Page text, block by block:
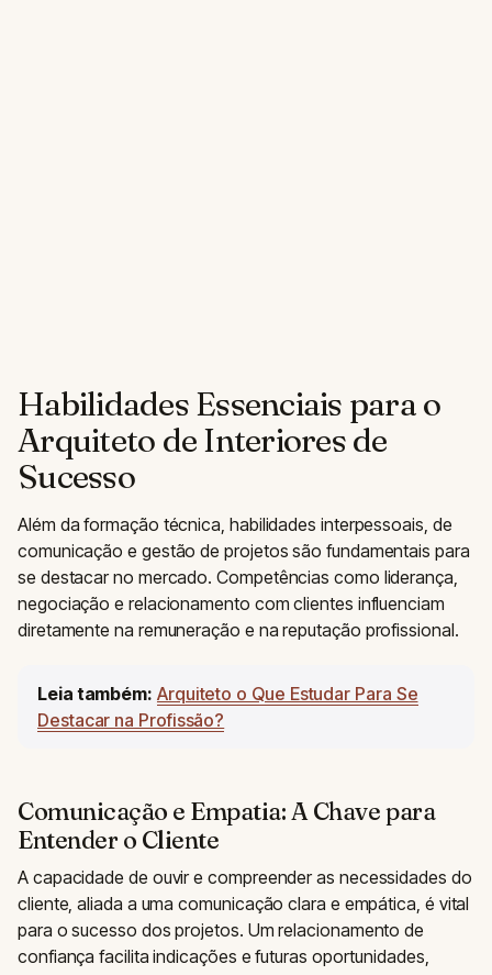
Habilidades Essenciais para o
Arquiteto de Interiores de
Sucesso
Além da formação técnica, habilidades interpessoais, de
comunicação e gestão de projetos são fundamentais para
se destacar no mercado. Competências como liderança,
negociação e relacionamento com clientes influenciam
diretamente na remuneração e na reputação profissional.
Leia também: Arquiteto o Que Estudar Para Se
Destacar na Profissão?
Comunicação e Empatia: A Chave para
Entender o Cliente
A capacidade de ouvir e compreender as necessidades do
cliente, aliada a uma comunicação clara e empática, é vital
para o sucesso dos projetos. Um relacionamento de
confiança facilita indicações e futuras oportunidades,